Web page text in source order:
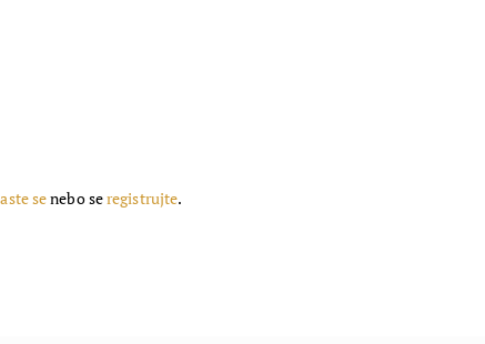
senebo seregistrujte.